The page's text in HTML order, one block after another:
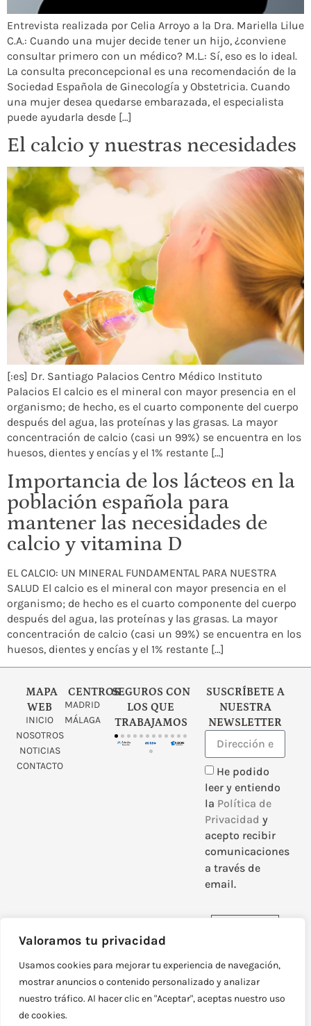
Valoramos tu privacidad
Usamos cookies para mejorar tu experiencia de navegación,
mostrar anuncios o contenido personalizado y analizar
nuestro tráfico. Al hacer clic en "Aceptar", aceptas nuestro uso
de cookies.
Entrevista realizada por Celia Arroyo a la Dra. Mariella Lilue
C.A.: Cuando una mujer decide tener un hijo, ¿conviene
consultar primero con un médico? M.L.: Sí, eso es lo ideal.
La consulta preconcepcional es una recomendación de la
Sociedad Española de Ginecología y Obstetricia. Cuando
una mujer desea quedarse embarazada, el especialista
puede ayudarla desde […]
El calcio y nuestras necesidades
[:es] Dr. Santiago Palacios Centro Médico Instituto
Palacios El calcio es el mineral con mayor presencia en el
organismo; de hecho, es el cuarto componente del cuerpo
después del agua, las proteínas y las grasas. La mayor
concentración de calcio (casi un 99%) se encuentra en los
huesos, dientes y encías y el 1% restante […]
Importancia de los lácteos en la
población española para
mantener las necesidades de
calcio y vitamina D
EL CALCIO: UN MINERAL FUNDAMENTAL PARA NUESTRA
SALUD El calcio es el mineral con mayor presencia en el
organismo; de hecho es el cuarto componente del cuerpo
después del agua, las proteínas y las grasas. La mayor
concentración de calcio (casi un 99%) se encuentra en los
huesos, dientes y encías y el 1% restante […]
MAPA
WEB
INICIO
NOSOTROS
NOTICIAS
CONTACTO
CENTROS
MADRID
MÁLAGA
SEGUROS CON
LOS QUE
TRABAJAMOS
SUSCRÍBETE A
NUESTRA
NEWSLETTER
He podido
leer y entiendo
la Política de
Privacidad y
acepto recibir
comunicaciones
a través de
email.
© TODOS LOS DERECHOS RESERVADOS